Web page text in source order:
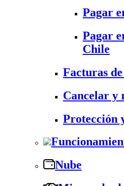
Pagar
Pagar
Chile
Facturas
Cancelar y
Protección
Nube